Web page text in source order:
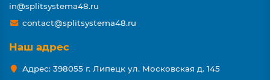
in@splitsystema48.ru
contact@splitsystema48.ru
Наш адрес
Адрес: 398055 г. Липецк ул. Московская д. 145